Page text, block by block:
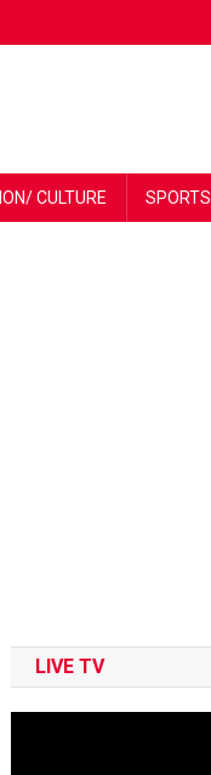
CULTURE SPORTS
LIVE TV